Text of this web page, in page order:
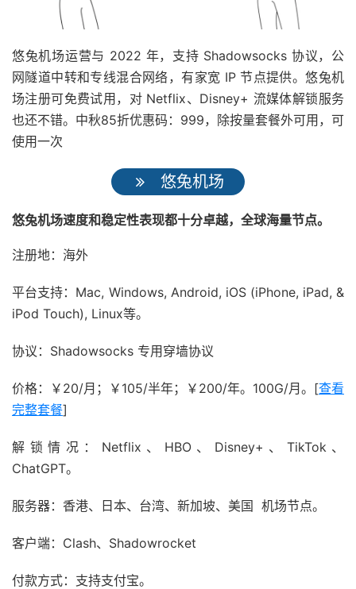
悠兔机场运营与 2022 年，支持 Shadowsocks 协议，公
网隧道中转和专线混合网络，有家宽 IP 节点提供。悠兔机
场注册可免费试用，对 Netflix、Disney+ 流媒体解锁服务
也还不错。中秋85折优惠码：999，除按量套餐外可用，可
使用一次
悠兔机场
悠兔机场速度和稳定性表现都十分卓越，全球海量节点。
注册地：海外
平台支持：Mac, Windows, Android, iOS (iPhone, iPad, &
iPod Touch), Linux等。
协议：Shadowsocks 专用穿墙协议
价格：￥20/月；￥105/半年；￥200/年。100G/月。[查看
完整套餐]
解锁情况：Netflix、HBO、Disney+、TikTok、
ChatGPT。
服务器：香港、日本、台湾、新加坡、美国 机场节点。
客户端：Clash、Shadowrocket
付款方式：支持支付宝。